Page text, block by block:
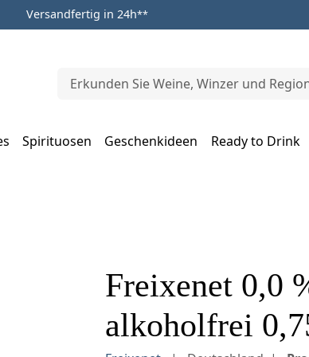
Versandfertig in 24h**
Spirituosen Geschenkideen
Ready to Drink
Freixenet 0,0
alkoholfrei